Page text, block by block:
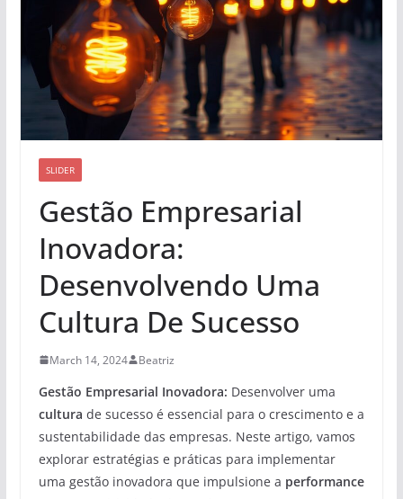
SLIDER
Gestão Empresarial
Inovadora:
Desenvolvendo Uma
Cultura De Sucesso
March 14, 2024 Beatriz
Gestão Empresarial Inovadora: Desenvolver uma
cultura de sucesso é essencial para o crescimento e a
sustentabilidade das empresas. Neste artigo, vamos
explorar estratégias e práticas para implementar
uma gestão inovadora que impulsione a performance